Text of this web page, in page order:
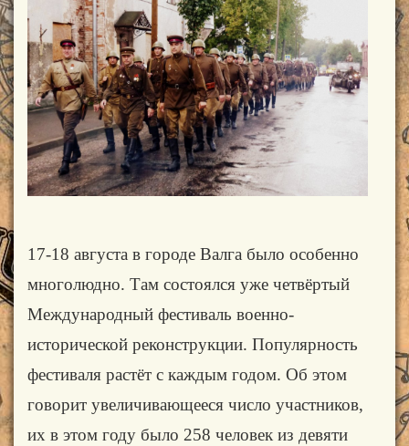
17-18 августа в городе Валга было особенно
многолюдно. Там состоялся уже четвёртый
Международный фестиваль военно-
исторической реконструкции. Популярность
фестиваля растёт с каждым годом. Об этом
говорит увеличивающееся число участников,
их в этом году было 258 человек из девяти